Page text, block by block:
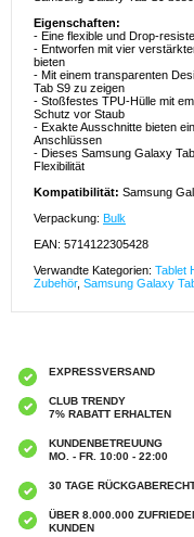
Eigenschaften:
- Eine flexible und Drop-
- Entworfen mit vier
bieten
- Mit einem transparenten
Tab S9 zu zeigen
- Stoßfestes TPU-Hülle mit
Schutz vor Staub
- Exakte Ausschnitte bieten
Anschlüssen
- Dieses Samsung Galaxy
Flexibilität
Kompatibilität: Samsung
Verpackung: Bulk
EAN: 5714122305428
Verwandte Kategorien: Tablet
Zubehör, Samsung Galaxy
EXPRESSVERSAND
CLUB TRENDY
7% RABATT ERHALTEN
KUNDENBETREUUNG
MO. - FR. 10:00 - 22:00
30 TAGE
ÜBER 8.000.000
KUNDEN